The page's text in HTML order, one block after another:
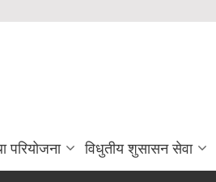
परियोजना विधुतीय शुसासन सेवा